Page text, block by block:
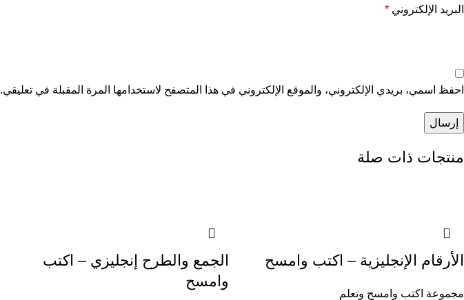
البريد الإلكتروني *
احفظ اسمي، بريدي الإلكتروني، والموقع الإلكتروني في هذا المتصفح لاستخدامها المرة المقبلة في تعليقي.
منتجات ذات صلة
الأرقام الإنجليزية – اكتب وامسح
مجموعة اكتب وامسح وتعلم
الجمع والطرح إنجليزي – اكتب
وامسح